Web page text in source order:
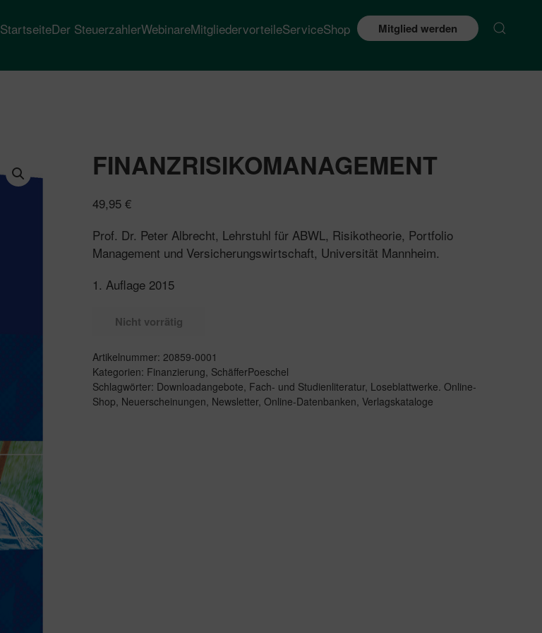
StartseiteDer SteuerzahlerWebinareMitgliedervorteileServiceShop Mitglied werden
FINANZRISIKOMANAGEMENT
49,95 €
Prof. Dr. Peter Albrecht, Lehrstuhl für ABWL, Risikotheorie, Portfolio
Management und Versicherungswirtschaft, Universität Mannheim.
1. Auflage 2015
Nicht vorrätig
Artikelnummer: 20859-0001
Kategorien: Finanzierung, SchäfferPoeschel
Schlagwörter: Downloadangebote, Fach- und Studienliteratur, Loseblattwerke. Online-
Shop, Neuerscheinungen, Newsletter, Online-Datenbanken, Verlagskataloge